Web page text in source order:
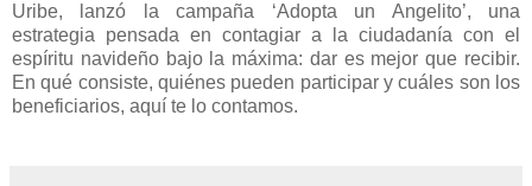
Uribe, lanzó la campaña ‘Adopta un Angelito’, una
estrategia pensada en contagiar a la ciudadanía con el
espíritu navideño bajo la máxima: dar es mejor que recibir.
En qué consiste, quiénes pueden participar y cuáles son los
beneficiarios, aquí te lo contamos.